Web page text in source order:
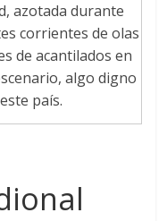
azotada durante
corrientes de olas
de acantilados en
algo digno
país.